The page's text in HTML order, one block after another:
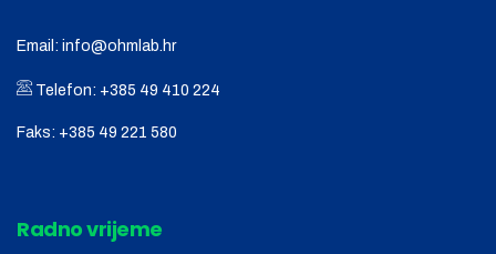
Email: info@ohmlab.hr
Telefon: +385 49 410 224
Faks: +385 49 221 580
Radno vrijeme